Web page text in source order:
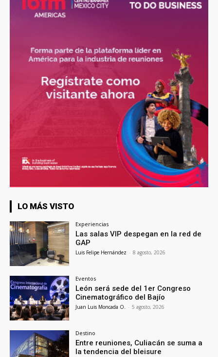
LO MÁS VISTO
Experiencias
Las salas VIP despegan en la red de
GAP
Luis Felipe Hernández - 8 agosto, 2026
Eventos
León será sede del 1er Congreso
Cinematográfico del Bajío
Juan Luis Moncada O. - 5 agosto, 2026
Destino
Entre reuniones, Culiacán se suma a
la tendencia del bleisure